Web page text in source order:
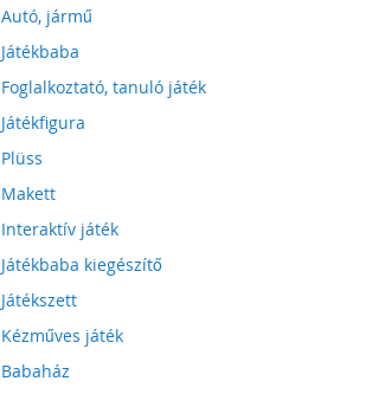
Autó, jármű
Játékbaba
Foglalkoztató, tanuló játék
Játékfigura
Plüss
Makett
Interaktív játék
Játékbaba kiegészítő
Játékszett
Kézműves játék
Babaház